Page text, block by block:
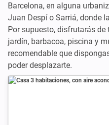
Barcelona, en alguna
Juan Despí o Sarriá, donde
Por supuesto, disfrutarás
jardín, barbacoa, piscina y
recomendable que
poder desplazarte.